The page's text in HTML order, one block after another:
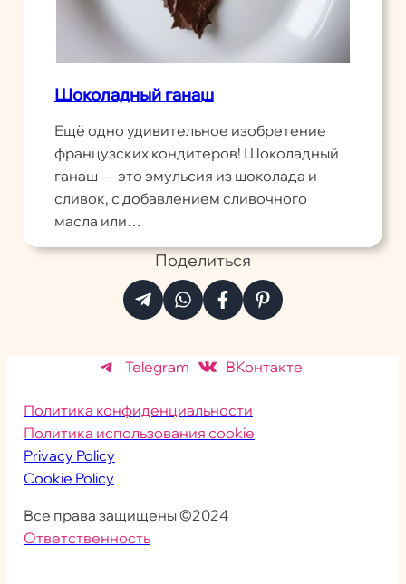
Шоколадный ганаш
Ещё одно удивительное изобретение
французских кондитеров! Шоколадный
ганаш — это эмульсия из шоколада и
сливок, с добавлением сливочного
масла или…
Поделиться
Telegram ВКонтакте
Политика конфиденциальности
Политика использования cookie
Privacy Policy
Cookie Policy
Все права защищены ©2024
Ответственность